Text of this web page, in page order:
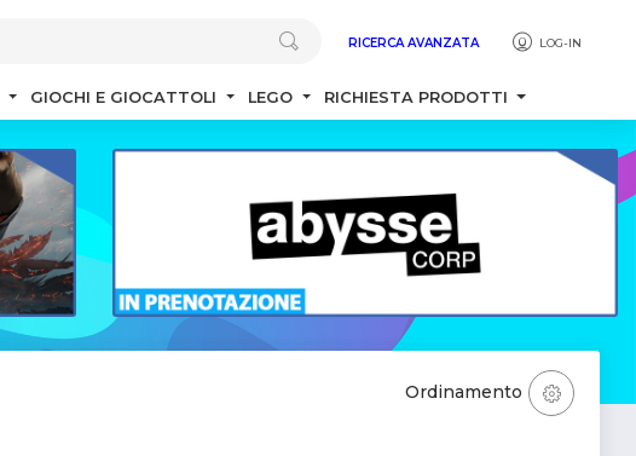
RICERCA AVANZATA LOG-IN
GIOCHI E GIOCATTOLI LEGO RICHIESTA PRODOTTI
Ordinamento